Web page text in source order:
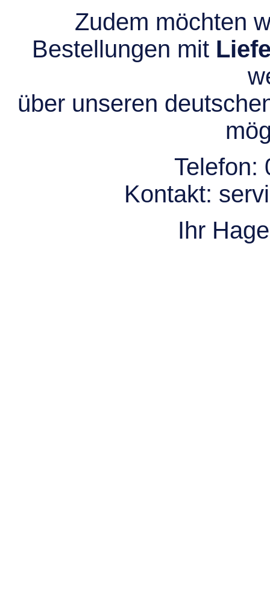
Zudem möchten
Bestellungen mit
über unseren
Telefon:
Kontakt:
Ihr